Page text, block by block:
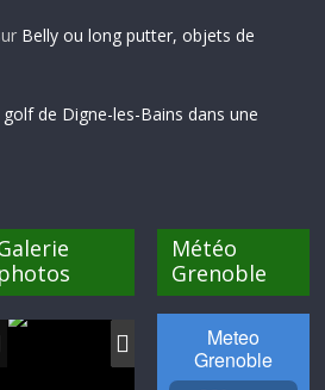
Belly ou long putter, objets de
golf de Digne-les-Bains dans une
photos
Météo
Grenoble